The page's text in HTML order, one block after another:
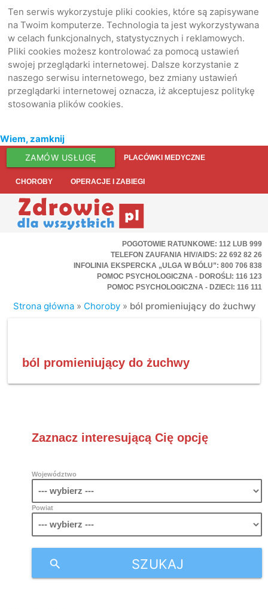
Ten serwis wykorzystuje pliki cookies, które są zapisywane
na Twoim komputerze. Technologia ta jest wykorzystywana
w celach funkcjonalnych, statystycznych i reklamowych.
Pliki cookies możesz kontrolować za pomocą ustawień
swojej przeglądarki internetowej. Dalsze korzystanie z
naszego serwisu internetowego, bez zmiany ustawień
przeglądarki internetowej oznacza, iż akceptujesz politykę
stosowania plików cookies.
Wiem, zamknij
ZAMÓW USŁUGĘ PLACÓWKI MEDYCZNE
CHOROBY OPERACJE I ZABIEGI
POGOTOWIE RATUNKOWE: 112 LUB 999
TELEFON ZAUFANIA HIV/AIDS: 22 692 82 26
INFOLINIA EKSPERCKA „ULGA W BÓLU”: 800 706 838
POMOC PSYCHOLOGICZNA - DOROŚLI: 116 123
POMOC PSYCHOLOGICZNA - DZIECI: 116 111
Strona główna » Choroby » ból promieniujący do żuchwy
ból promieniujący do żuchwy
Zaznacz interesującą Cię opcję
Województwo
Powiat
SZUKAJ
search